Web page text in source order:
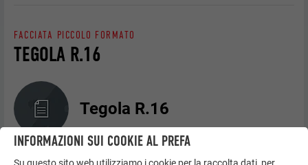
TEGOLA R.16
FACCIATA PICCOLO FORMATO
Tegola R.16
INFORMAZIONI SUI COOKIE AL PREFA